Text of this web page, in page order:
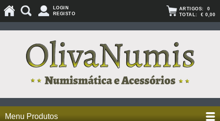
LOGIN
REGISTO
ARTIGOS: 0
TOTAL: € 0,00
Menu Produtos